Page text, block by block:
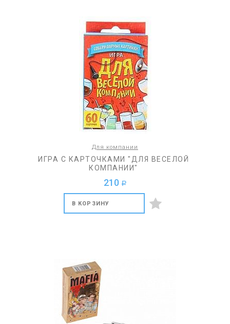
Для компании
ИГРА С КАРТОЧКАМИ "ДЛЯ ВЕСЕЛОЙ
КОМПАНИИ"
210 a
В КОРЗИНУ